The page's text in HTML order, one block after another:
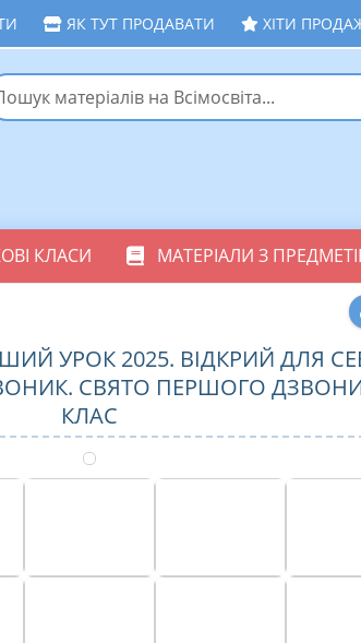
ЯК ТУТ ПРОДАВАТИ ХІТИ
КЛАСИ МАТЕРІАЛИ З
УРОК 2025. ВІДКРИЙ ДЛЯ
СВЯТО ПЕРШОГО
КЛАС